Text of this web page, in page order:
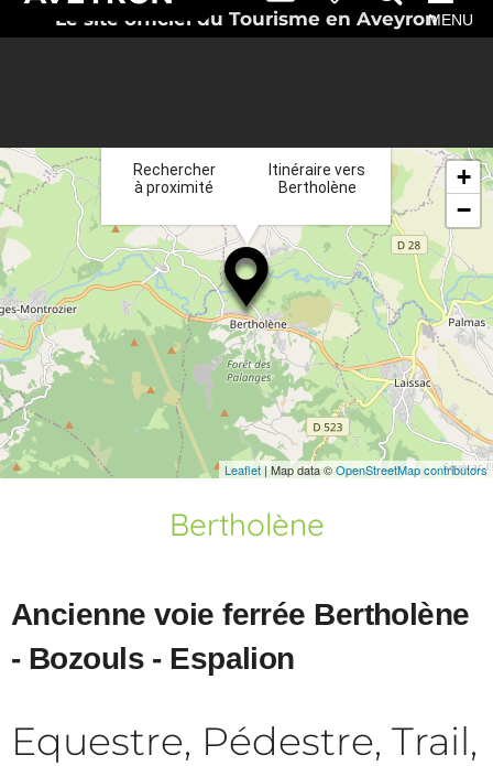
Le site officiel du Tourisme en AveyronMENU
Rechercher
à proximité
Itinéraire vers
Bertholène
+
−
Leaflet | Map data ©OpenStreetMap contributors
Bertholène
Ancienne voie ferrée Bertholène
- Bozouls - Espalion
Equestre, Pédestre, Trail,